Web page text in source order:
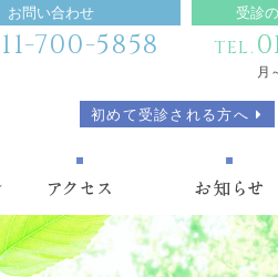
お問い合わせ
700-5858
受診
TEL.
月
初めて受診される方へ